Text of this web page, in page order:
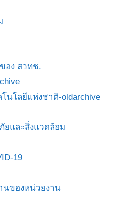
อง สวทช.
นโลยีแห่งชาติ-oldarchive
และสิ่งแวดล้อม
19
นของหน่วยงาน